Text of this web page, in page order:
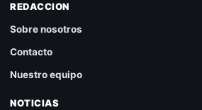
REDACCION
Sobre nosotros
Contacto
Nuestro equipo
NOTICIAS